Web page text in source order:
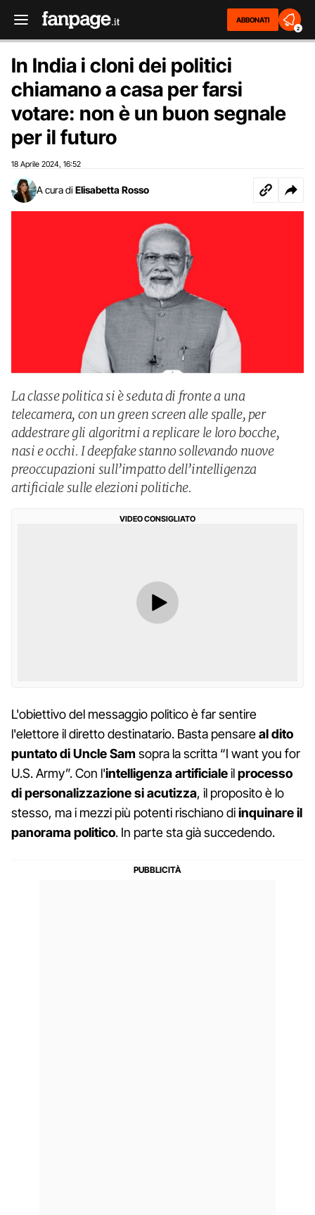
ABBONATI
2
In India i cloni dei politici
chiamano a casa per farsi
votare: non è un buon segnale
per il futuro
18 Aprile 2024 16:52
A cura di Elisabetta Rosso
La classe politica si è seduta di fronte a una
telecamera, con un green screen alle spalle, per
addestrare gli algoritmi a replicare le loro bocche,
nasi e occhi. I deepfake stanno sollevando nuove
preoccupazioni sull’impatto dell’intelligenza
artificiale sulle elezioni politiche.
VIDEO CONSIGLIATO
L'obiettivo del messaggio politico è far sentire
l'elettore il diretto destinatario. Basta pensareal dito
puntato di Uncle Sam sopra la scritta “I want you for
U.S. Army”. Con l'intelligenza artificialeilprocesso
di personalizzazione si acutizza, il proposito è lo
stesso, ma i mezzi più potenti rischiano diinquinare il
panorama politico. In parte sta già succedendo.